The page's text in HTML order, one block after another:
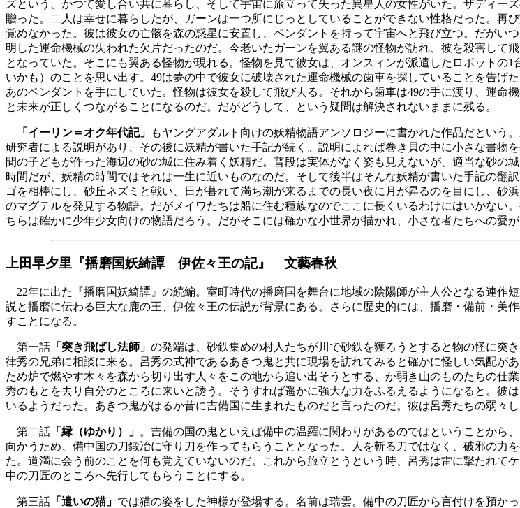
ズという、かつて愛し合い共に暮らし、そして宇宙に旅立って失った異星人の女性がいた。ザディ
贈った。二人は幸せに暮らしたが、ガーンは一つ所にじっとしていることができない性格だった。再
覚めなかった。彼は彼女の亡骸を森の惑星に安置し、ペンダントを持って宇宙へと飛び立つ。だが
明した運命機械の失われた欠片だったのだ。今老いたガーンを翼ある謎の怪物が訪れ、彼を殺害し
となっていた。そこにも翼ある怪物が現れる。怪物を見て彼女は、オンスィンが派遣したロボットの
いかも）のことを思い出す。49は夢の中で彼女に破壊された運命機械の歯車を探していることを告
あのペンダントを手にしていた。怪物は彼女を殺して飛び去る。それから歯車は49の手に渡り、運
と未来が正しくつながることになるのだ。だがどうして、という疑問は解決されないままに残る。
「イーリン＝オク年代記」
もヤングアダルト向けの妖精物語アンソロジーに書かれた作品だという
研究者による説明があり、その後に妖精が書いた手記が続く。説明によれば巻き貝の中に小さな書物
間の子どもが作った海辺の砂の城に住み着く妖精だ。普段は実体がなく姿も見えないが、適当な砂
時間だが、妖精の時間ではそれは一生に近いものなのだ。そして後半はそんな妖精が書いた手記の
ゴを相棒にし、砂丘ネズミと戦い、日が暮れて満ち潮が来るまでの長い夜に月が昇るのを目にし、
のマグテルを発見する物語。だがメイワたちは船に住む種族なのでここに長くいるわけにはいかな
ちらは確かに少年少女向けの物語だろう。だがそこには確かな小世界が描かれ、小さな者たちへの愛
上田早夕里『播磨国妖綺譚 伊佐々王の記』 文藝春秋
22年に出た『播磨国妖綺譚』の続編。室町時代の播磨国を舞台に地域の陰陽師が主人公となる連作
説と播磨に伝わる巨大な鹿の王、伊佐々王の伝説が背景にある。さらに歴史的には、播磨・備前・美
すことになる。
第一話 「突き飛ばし法師」 の発端は、砂鉄集めの村人たちが川で砂鉄を獲ろうとすると物の怪に突
律秀の兄弟に相談に来る。呂秀の式神であるあきつ鬼と共に現場を訪れてみると確かに怪しい気配
ため炉で燃やす木々を森から切り出す人々をこの地から追い出そうとする、か弱き山のものたちの仕
秀のもとを去り自分のところに来いと誘う。そうすれば遥かに強大な力をふるえるようになると。彼
いるようだった。あきつ鬼がはるか昔に吉備国に生まれたものだと言ったのだ。彼は呂秀たちの弱々
第二話 「縁（ゆかり）」 。吉備の国の鬼といえば備中の温羅に関わりがあるのではということから
向かうため、備中国の刀鍛冶に守り刀を作ってもらうこととなった。人を斬る刀ではなく、破邪の
た。道満に会う前のことを何も覚えていないのだ。これから旅立とうという時、呂秀は雷に撃たれ
中の刀匠のところへ先行してもらうことにする。
第三話 「遣いの猫」 では猫の姿をした神様が登場する。名前は瑞雲。備中の刀匠から言付けを預か